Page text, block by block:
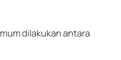
dilakukan antara